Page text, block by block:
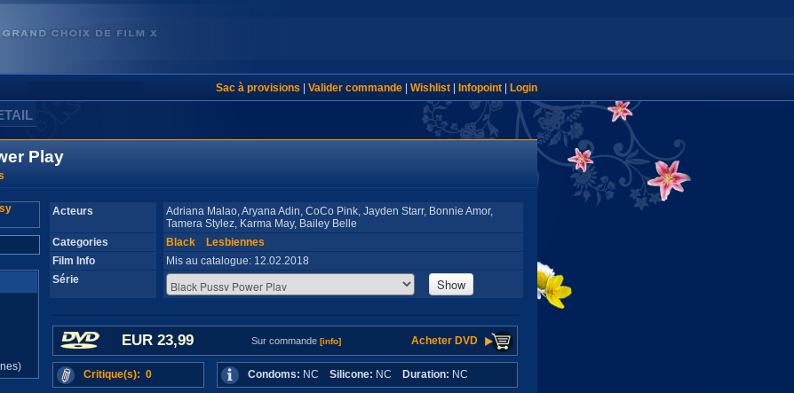
Sac à provisions Valider commande| Wishlist| Infopoint| Login
Play
Acteurs
Adriana Malao, Aryana Adin, CoCo Pink, Jayden Starr, Bonnie Amor,
Tamera Stylez, Karma May, Bailey Belle
Categories
Black
Lesbiennes
Film Info
Mis au catalogue: 12.02.2018
Série
Show
EUR 23,99 Sur commande [info] Acheter DVD
Critique(s): 0 Condoms: NC Silicone: NC Duration: NC